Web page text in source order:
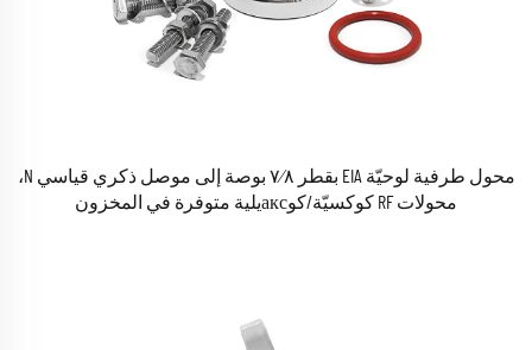
محول طرفية لوحيّة EIA بقطر ٧⁄٨ بوصة إلى موصل ذكري قياسي N،
محولات RF كوكسيّة/كوаксيلية متوفرة في المخزون